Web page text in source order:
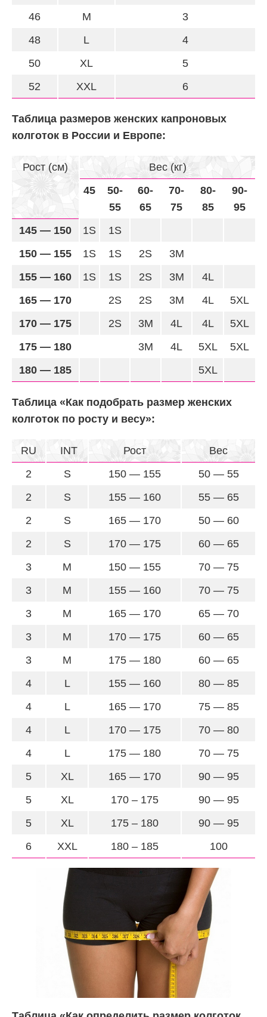
46
M
3
48
L
4
50
XL
5
52
XXL 6
Таблица размеров женских капроновых
колготок в России и Европе:
Рост (см)
Вес (кг)
45
50-
55
60-
65
70-
75
80-
85
90-
95
145 — 150
1S
1S
150 — 155
1S 1S 2S
3M
155 — 160
1S 1S 2S 3M
4L
165 — 170
2S 2S 3M 4L
5XL
170 — 175
2S 3M 4L 4L
5XL
175 — 180
3M 4L 5XL
5XL
180 — 185
5XL
Таблица «Как подобрать размер женских
колготок по росту и весу»:
RU INT Рост
Вес
2
S 150 — 155
50 — 55
2
S 155 — 160
55 — 65
2
S 165 — 170
50 — 60
2
S 170 — 175
60 — 65
3
M 150 — 155
70 — 75
3
M 155 — 160
70 — 75
3
M 165 — 170
65 — 70
3
M 170 — 175
60 — 65
3
M 175 — 180
60 — 65
4
L 155 — 160
80 — 85
4
L 165 — 170
75 — 85
4
L 170 — 175
70 — 80
4
L 175 — 180
70 — 75
5
XL 165 — 170
90 — 95
5
XL 170 – 175
90 — 95
5
XL 175 – 180
90 — 95
6
XXL 180 – 185 100